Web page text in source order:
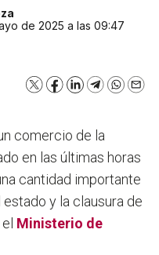
de 2025 a las 09:47
X Facebook
LinkedInTelegram
comercio de la
en las últimas horas
cantidad importante
y la clausura de
Ministerio de